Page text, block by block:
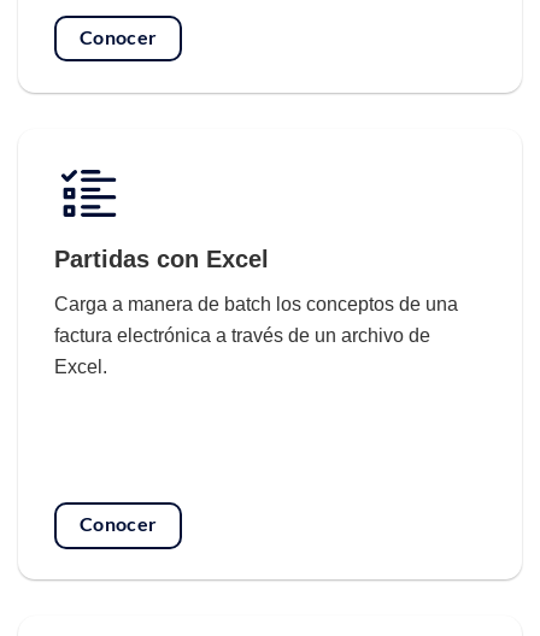
Conocer
Partidas con Excel
Carga a manera de batch los conceptos de una
factura electrónica a través de un archivo de
Excel.
Conocer